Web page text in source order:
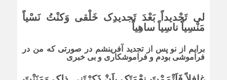
لى تَجْدیداً بَعْدَ تَجدیدِک خَلْقى وَکنْتُ نَسْیاً
مَنْسِیاً ناسِیاً ساهِیاً
برایم از نو پس از تجدید آفرینشم در صورتى که من در
فراموشى بودم و فراموشکارى و بى خبرى